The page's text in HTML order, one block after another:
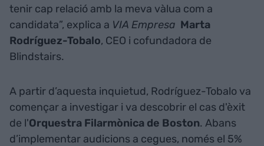
tenir cap relació amb la meva vàlua com a
candidata”, explica a VIA Empresa Marta
Rodríguez-Tobalo, CEO i cofundadora de
Blindstairs.
A partir d’aquesta inquietud, Rodríguez-Tobalo va
començar a investigar i va descobrir el cas d'èxit
de l'Orquestra Filarmònica de Boston. Abans
d’implementar audicions a cegues, només el 5%